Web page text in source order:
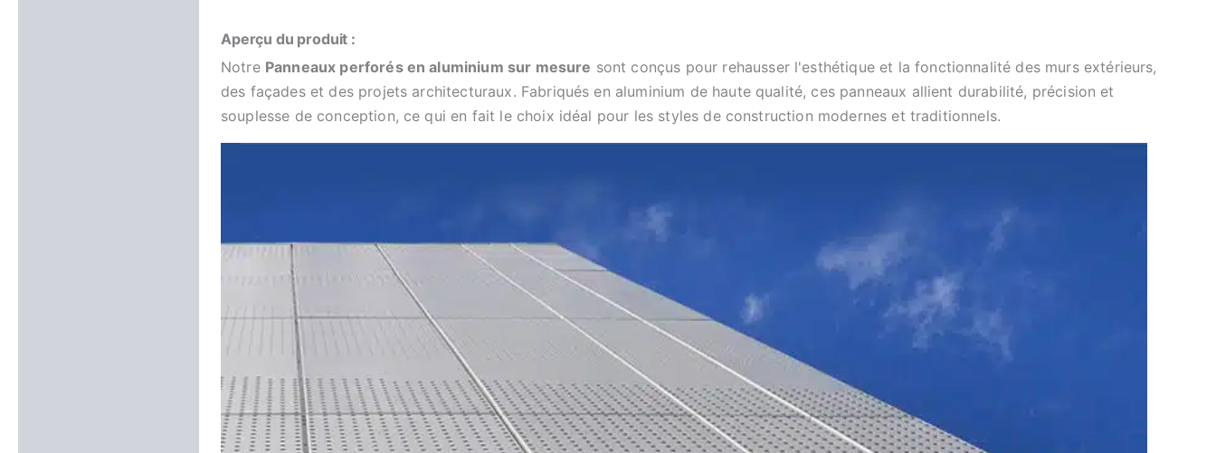
Aperçu du produit :
Notre Panneaux perforés en aluminium sur mesure sont conçus pour rehausser l'esthétique et la fonctionnalité des murs extérieurs,
des façades et des projets architecturaux. Fabriqués en aluminium de haute qualité, ces panneaux allient durabilité, précision et
souplesse de conception, ce qui en fait le choix idéal pour les styles de construction modernes et traditionnels.